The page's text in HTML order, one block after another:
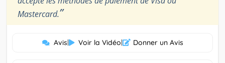
Mastercard.”
Avis| Voir la Vidéo| Donner un Avis